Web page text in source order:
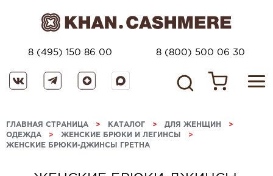
8 (495) 150 86 00 8 (800) 500 06 30
ГЛАВНАЯ СТРАНИЦА > КАТАЛОГ > ДЛЯ ЖЕНЩИН >
ОДЕЖДА > ЖЕНСКИЕ БРЮКИ И ЛЕГИНСЫ >
ЖЕНСКИЕ БРЮКИ-ДЖИНСЫ ГРЕТНА